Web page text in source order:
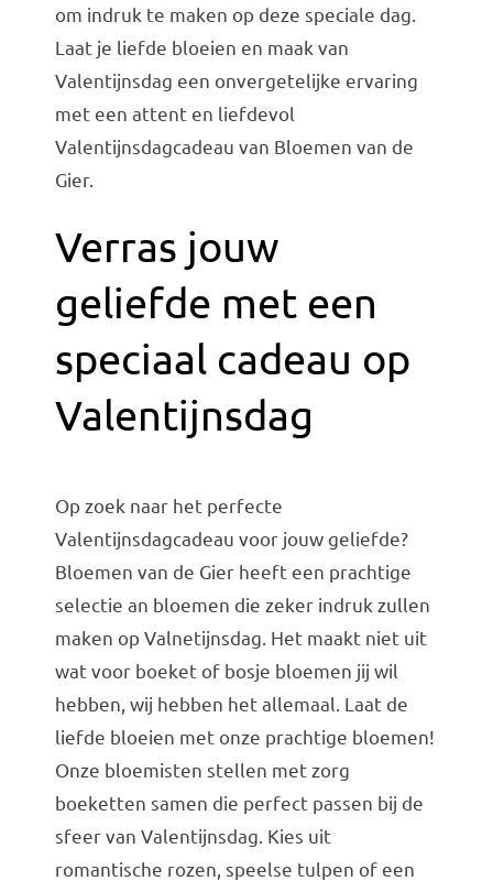
Gelegenheden
Bloemenbon
om indruk te maken op deze speciale dag.
Laat je liefde bloeien en maak van
Valentijnsdag een onvergetelijke ervaring
met een attent en liefdevol
Valentijnsdagcadeau van Bloemen van de
Gier.
Verras jouw
geliefde met een
speciaal cadeau op
Valentijnsdag
Op zoek naar het perfecte
Valentijnsdagcadeau voor jouw geliefde?
Bloemen van de Gier heeft een prachtige
selectie an bloemen die zeker indruk zullen
maken op Valnetijnsdag. Het maakt niet uit
wat voor boeket of bosje bloemen jij wil
hebben, wij hebben het allemaal. Laat de
liefde bloeien met onze prachtige bloemen!
Onze bloemisten stellen met zorg
boeketten samen die perfect passen bij de
sfeer van Valentijnsdag. Kies uit
romantische rozen, speelse tulpen of een